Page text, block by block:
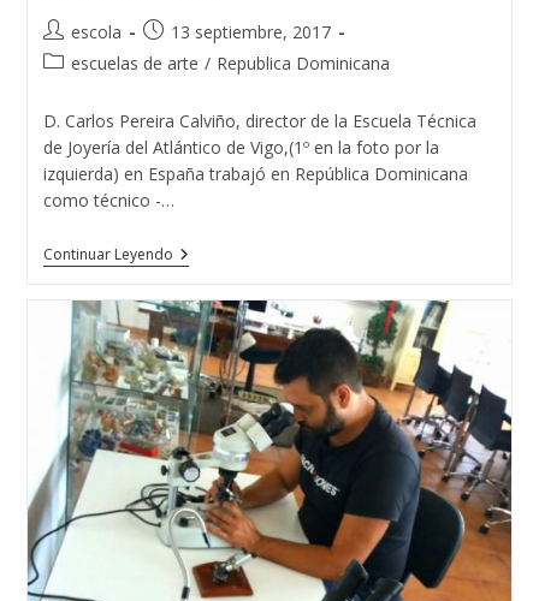
Autor
de
escola
Publicación
de
13 septiembre, 2017
Categoría
la
entrada:
escuelas de arte / Republica Dominicana
D. Carlos Pereira Calviño, director de la Escuela Técnica
de Joyería del Atlántico de Vigo,(1º en la foto por la
izquierda) en España trabajó en República Dominicana
como técnico -…
Continuar LeyendoLa
Escuela
De
Joyería
Del
Atlántico
En
República
Dominicana